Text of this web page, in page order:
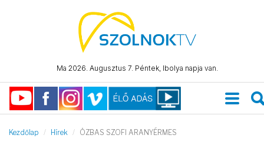
Ma 2026. Augusztus 7. Péntek, Ibolya napja van.
Kezdőlap Hírek ÖZBAS SZOFI ARANYÉRMES